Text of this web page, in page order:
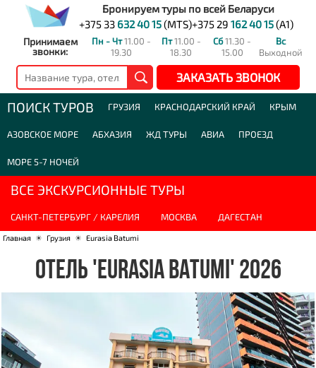
Бронируем туры по всей Беларуси
+375 33 632 40 15(MTS)+375 29 162 40 15(A1)
Принимаем
звонки:
Пн - Чт11.00 -
19.30
Пт11.00 -
18.30
Сб11.30 -
15.00
Вс
Выходной
ЗАКАЗАТЬ ЗВОНОК
ПОИСК ТУРОВ ГРУЗИЯ КРАСНОДАРСКИЙ КРАЙ КРЫМ
АЗОВСКОЕ МОРЕ АБХАЗИЯ ЖД ТУРЫ АВИА ПРОЕЗД
МОРЕ 5-7 НОЧЕЙ
ВСЕ ЭКСКУРСИОННЫЕ ТУРЫ
САНКТ-ПЕТЕРБУРГ / КАРЕЛИЯ МОСКВА ДАГЕСТАН
Главная ☀ Грузия ☀ Eurasia Batumi
ОТЕЛЬ 'EURASIA BATUMI' 2026